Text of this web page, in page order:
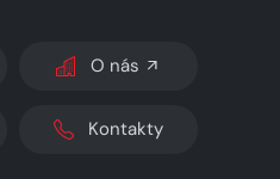
O nás
Kontakty